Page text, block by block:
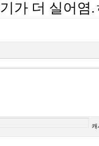
가 더 실어염
캐